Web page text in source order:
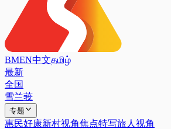
BMEN中文தமிழ்
最新
全国
雪兰莪
专题
惠民好康新村视角焦点特写旅人视角